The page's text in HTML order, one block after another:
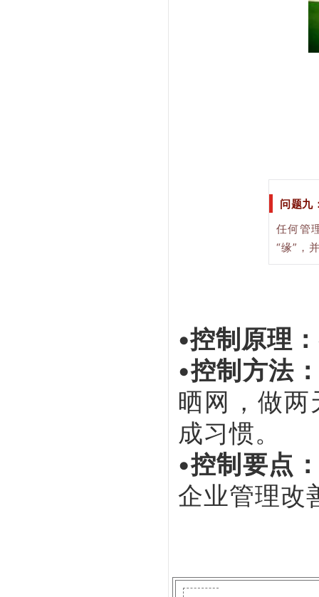
问题九
任何管
“缘”，
•控制原理：
•控制方法
晒网，做
成习惯。
•控制要点
企业管理改